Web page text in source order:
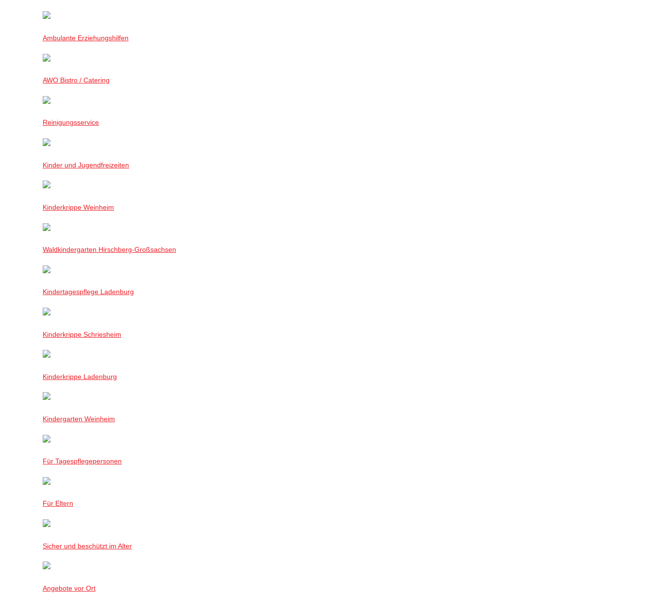
Ambulante Erziehungshilfen
AWO Bistro / Catering
Reinigungsservice
Kinder und Jugendfreizeiten
Kinderkrippe Weinheim
Waldkindergarten Hirschberg-Großsachsen
Kindertagespflege Ladenburg
Kinderkrippe Schriesheim
Kinderkrippe Ladenburg
Kindergarten Weinheim
Für Tagespflegepersonen
Für Eltern
Sicher und beschützt im Alter
Angebote vor Ort